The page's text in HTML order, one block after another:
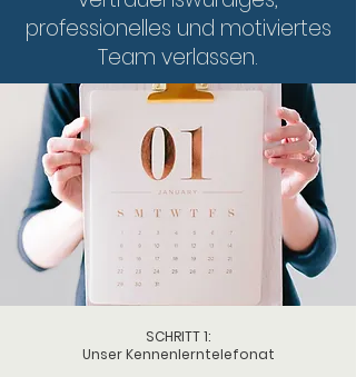
professionelles und motiviertes
Team verlassen.​​​​​
SCHRITT 1:
Unser Kennenlerntelefonat